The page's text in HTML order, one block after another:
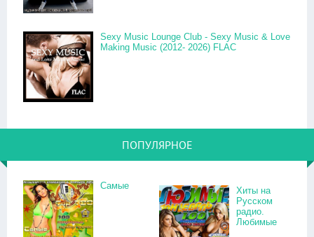
Sexy Music Lounge Club - Sexy Music & Love
Making Music (2012- 2026) FLAC
ПОПУЛЯРНОЕ
Самые
Хиты на
Русском
радио.
Любимые